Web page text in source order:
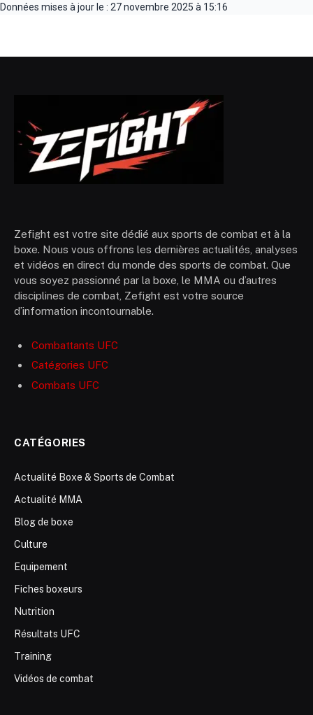
Données mises à jour le : 27 novembre 2025 à 15:16
Zefight est votre site dédié aux sports de combat et à la
boxe. Nous vous offrons les dernières actualités, analyses
et vidéos en direct du monde des sports de combat. Que
vous soyez passionné par la boxe, le MMA ou d’autres
disciplines de combat, Zefight est votre source
d’information incontournable.
Combattants UFC
Catégories UFC
Combats UFC
CATÉGORIES
Actualité Boxe & Sports de Combat
Actualité MMA
Blog de boxe
Culture
Equipement
Fiches boxeurs
Nutrition
Résultats UFC
Training
Vidéos de combat